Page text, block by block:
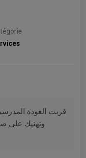
قربت العودة
وتهنيك علي